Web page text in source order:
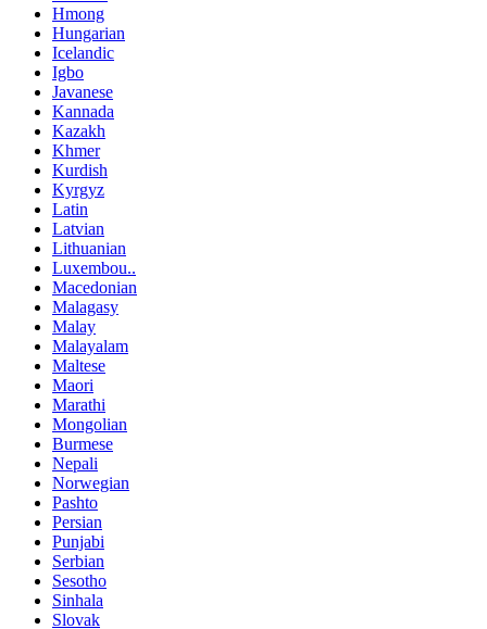
Hmong
Hungarian
Icelandic
Igbo
Javanese
Kannada
Kazakh
Khmer
Kurdish
Kyrgyz
Latin
Latvian
Lithuanian
Luxembou..
Macedonian
Malagasy
Malay
Malayalam
Maltese
Maori
Marathi
Mongolian
Burmese
Nepali
Norwegian
Pashto
Persian
Punjabi
Serbian
Sesotho
Sinhala
Slovak